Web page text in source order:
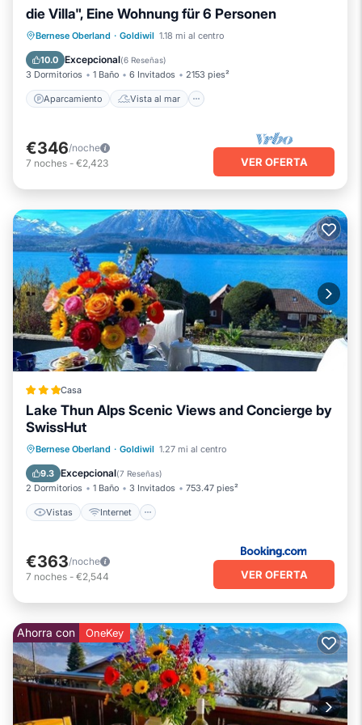
die Villa", Eine Wohnung für 6 Personen
Bernese Oberland · Goldiwil 1.18 mi al centro
10.0 Excepcional(6 Reseñas)
3 Dormitorios 1 Baño 6 Invitados 2153 pies²
Aparcamiento Vista al mar
Aparcamiento
Vista al mar
Balcón/Terraza
€346/noche
7 noches - €2,423 VER OFERTA
Casa
Lake Thun Alps Scenic Views and Concierge by
SwissHut
Bernese Oberland · Goldiwil 1.27 mi al centro
9.3 Excepcional(7 Reseñas)
2 Dormitorios 1 Baño 3 Invitados 753.47 pies²
Vistas Internet
Vistas Internet
Apto para niños
Lavandería
€363/noche
7 noches - €2,544 VER OFERTA
Ahorra con OneKey